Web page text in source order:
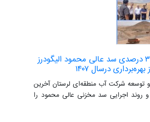
پیشرفت ۳۶ درصدی سد عالی محمود الیگودرز
درسال ۱۴۰۷
توسعه شرکت آب منطقه‌ای لرستان آخرین
روند اجرایی سد مخزنی عالی محمود را